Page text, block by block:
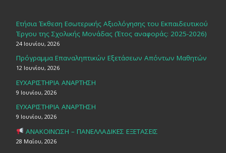
Ετήσια Έκθεση Εσωτερικής Αξιολόγησης του Εκπαιδευτικού
Έργου της Σχολικής Μονάδας (Έτος αναφοράς: 2025-2026)
24 Ιουνίου, 2026
Πρόγραμμα Επαναληπτικών Εξετάσεων Απόντων Μαθητών
12 Ιουνίου, 2026
ΕΥΧΑΡΙΣΤΗΡΙΑ ΑΝΑΡΤΗΣΗ
9 Ιουνίου, 2026
ΕΥΧΑΡΙΣΤΗΡΙΑ ΑΝΑΡΤΗΣΗ
9 Ιουνίου, 2026
ΑΝΑΚΟΙΝΩΣΗ – ΠΑΝΕΛΛΑΔΙΚΕΣ ΕΞΕΤΑΣΕΙΣ
28 Μαΐου, 2026